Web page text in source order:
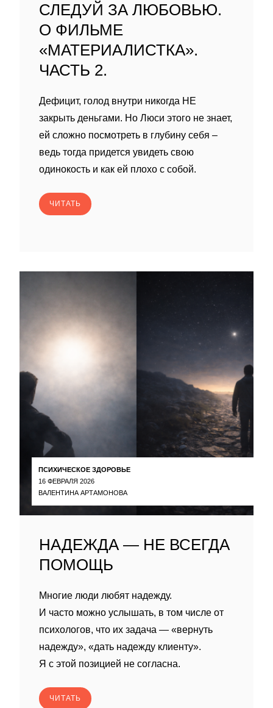
СЛЕДУЙ ЗА ЛЮБОВЬЮ.
О ФИЛЬМЕ
«МАТЕРИАЛИСТКА».
ЧАСТЬ 2.
Дефицит, голод внутри никогда НЕ
закрыть деньгами. Но Люси этого не знает,
ей сложно посмотреть в глубину себя –
ведь тогда придется увидеть свою
одинокость и как ей плохо с собой.
ЧИТАТЬ
ПСИХИЧЕСКОЕ ЗДОРОВЬЕ
16 ФЕВРАЛЯ 2026
ВАЛЕНТИНА АРТАМОНОВА
НАДЕЖДА — НЕ ВСЕГДА
ПОМОЩЬ
Многие люди любят надежду.
И часто можно услышать, в том числе от
психологов, что их задача — «вернуть
надежду», «дать надежду клиенту».
Я с этой позицией не согласна.
ЧИТАТЬ